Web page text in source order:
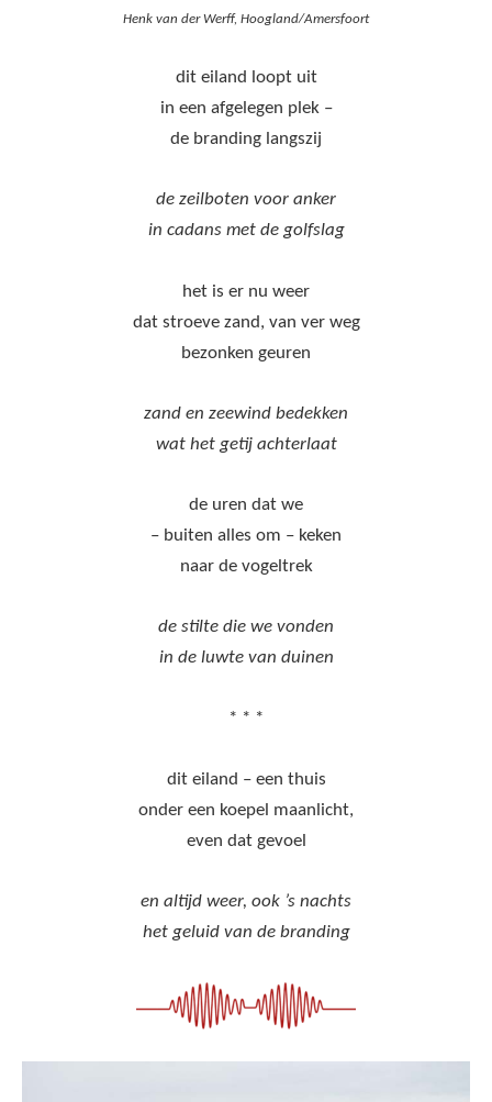
Henk van der Werff, Hoogland/Amersfoort
dit eiland loopt uit
in een afgelegen plek –
de branding langszij
de zeilboten voor anker
in cadans met de golfslag
het is er nu weer
dat stroeve zand, van ver weg
bezonken geuren
zand en zeewind bedekken
wat het getij achterlaat
de uren dat we
– buiten alles om – keken
naar de vogeltrek
de stilte die we vonden
in de luwte van duinen
* * *
dit eiland – een thuis
onder een koepel maanlicht,
even dat gevoel
en altijd weer, ook ’s nachts
het geluid van de branding